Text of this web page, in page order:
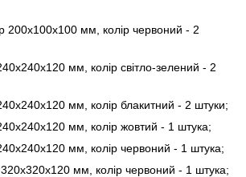
200х100х100 мм, колір червоний - 2
мм, колір світло-зелений - 2
мм, колір блакитний - 2 штуки;
мм, колір жовтий - 1 штука;
мм, колір червоний - 1 штука;
320х320х120 мм, колір червоний - 1 штука;